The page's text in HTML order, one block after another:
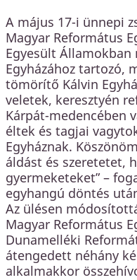
A május 17-i ünnepi
Magyar Református
Egyesült Államokban
Egyházához tartozó,
tömörítő Kálvin
veletek, keresztyén
Kárpát-medencében
éltek és tagjai
Egyháznak.
áldást és szeretetet,
gyermeketeket” –
egyhangú döntés
Az ülésen
Magyar Református
Dunamelléki
átengedett néhány
alkalmakkor